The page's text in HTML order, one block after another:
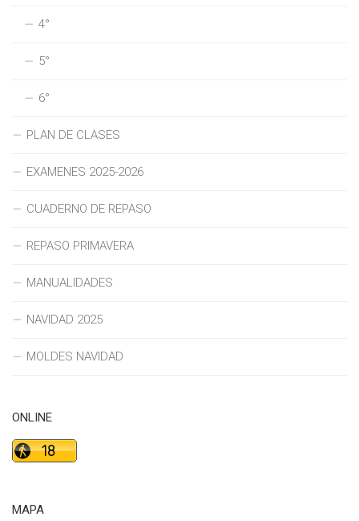
4°
5°
6°
PLAN DE CLASES
EXAMENES 2025-2026
CUADERNO DE REPASO
REPASO PRIMAVERA
MANUALIDADES
NAVIDAD 2025
MOLDES NAVIDAD
ONLINE
MAPA